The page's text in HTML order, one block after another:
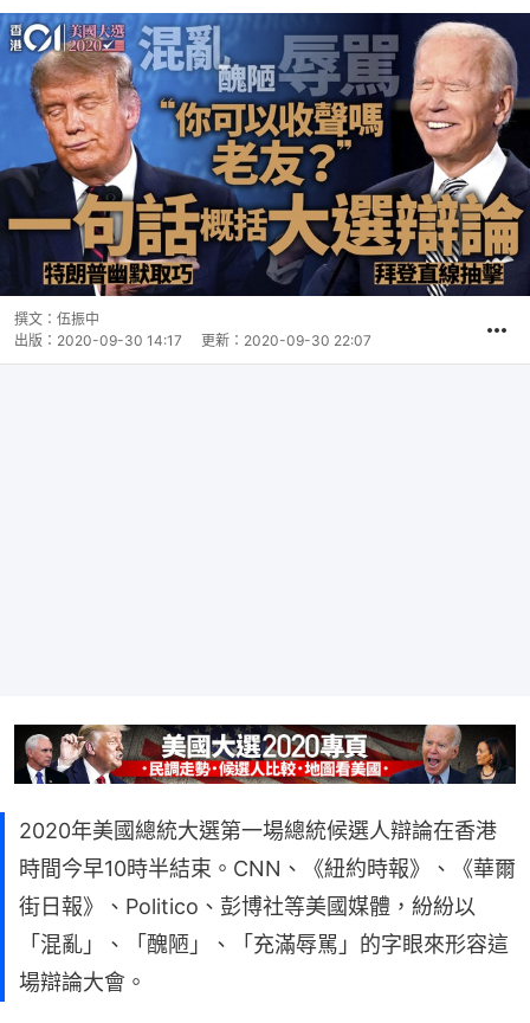
撰文： 伍振中
出版： 2020-09-30 14:17 更新： 2020-09-30 22:07
2020年美國總統大選第一場總統候選人辯論在香港
時間今早10時半結束。CNN、《紐約時報》、《華爾
街日報》、Politico、彭博社等美國媒體，紛紛以
「混亂」、「醜陋」、「充滿辱駡」的字眼來形容這
場辯論大會。